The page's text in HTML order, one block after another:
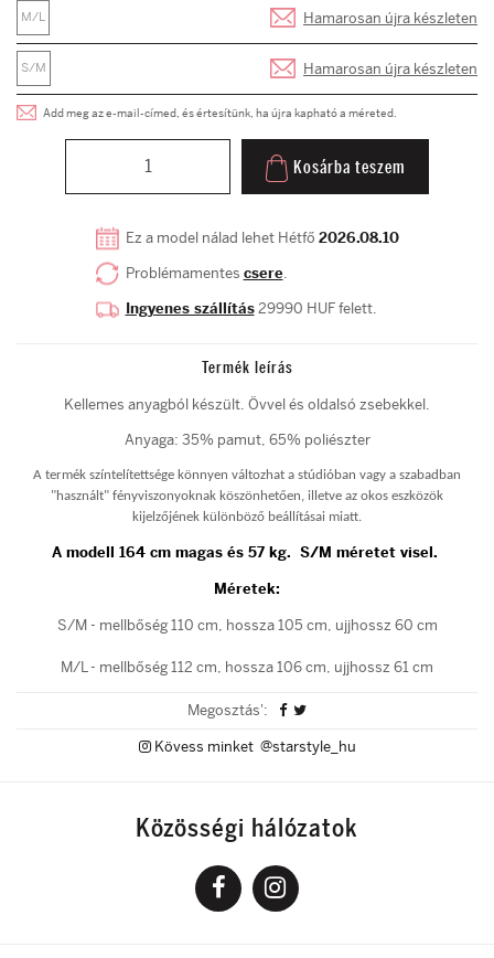
M/L Hamarosan újra készleten
S/M Hamarosan újra készleten
Add meg az e-mail-címed, és értesítünk, ha újra kapható a méreted.
Kosárba teszem
Ez a model nálad lehet Hétfő 2026.08.10
Problémamentes csere.
Ingyenes szállítás29990 HUF felett.
Termék leírás
Kellemes anyagból készült. Övvel és oldalsó zsebekkel.
Anyaga: 35% pamut, 65% poliészter
A termék színtelítettsége könnyen változhat a stúdióban vagy a szabadban
"használt" fényviszonyoknak köszönhetően, illetve az okos eszközök
kijelzőjének különböző beállításai miatt.
A modell 164 cm magas és 57 kg. S/M méretet visel.
Méretek:
S/M - mellbőség 110 cm, hossza 105 cm, ujjhossz 60 cm
M/L - mellbőség 112 cm, hossza 106 cm, ujjhossz 61 cm
Megosztás':
Kövess minket @starstyle_hu
Közösségi hálózatok